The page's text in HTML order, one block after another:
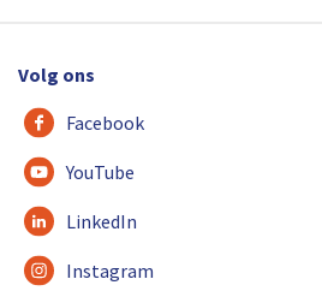
Volg ons
Facebook
YouTube
LinkedIn
Instagram